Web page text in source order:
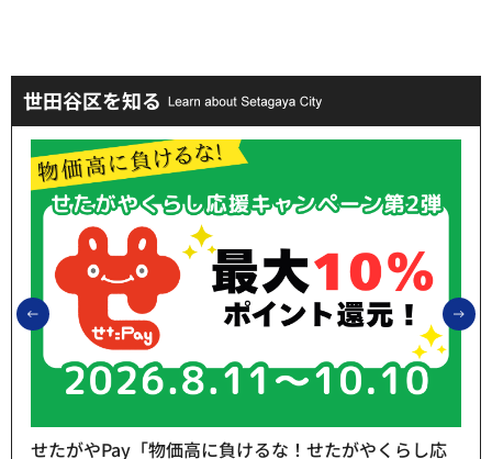
世田谷区を知る
前のスライドを表示
せたがやPay「物価高に負けるな！せたがやくらし応